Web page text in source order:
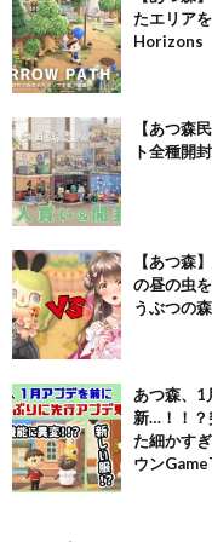
たエリア
Horizons
【あつ森
ト全種開
【あつ森
の昼の虫
うぶつの
あつ森、1
新…！！？
た細かす
ウン